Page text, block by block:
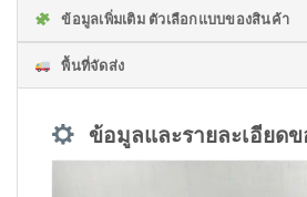
ข้อมูลเพิ่มเติม ตัวเลือกแบบของสินค้า
พื้นที่จัดส่ง
ข้อมูลและรายละเอียด